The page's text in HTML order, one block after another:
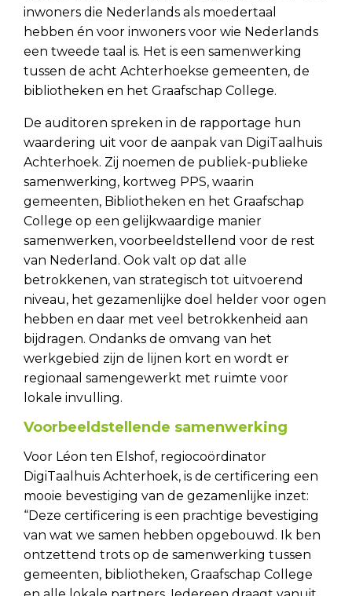
inwoners die Nederlands als moedertaal
hebben én voor inwoners voor wie Nederlands
een tweede taal is. Het is een samenwerking
tussen de acht Achterhoekse gemeenten, de
bibliotheken en het Graafschap College.
De auditoren spreken in de rapportage hun
waardering uit voor de aanpak van DigiTaalhuis
Achterhoek. Zij noemen de publiek-publieke
samenwerking, kortweg PPS, waarin
gemeenten, Bibliotheken en het Graafschap
College op een gelijkwaardige manier
samenwerken, voorbeeldstellend voor de rest
van Nederland. Ook valt op dat alle
betrokkenen, van strategisch tot uitvoerend
niveau, het gezamenlijke doel helder voor ogen
hebben en daar met veel betrokkenheid aan
bijdragen. Ondanks de omvang van het
werkgebied zijn de lijnen kort en wordt er
regionaal samengewerkt met ruimte voor
lokale invulling.
Voorbeeldstellende samenwerking
Voor Léon ten Elshof, regiocoördinator
DigiTaalhuis Achterhoek, is de certificering een
mooie bevestiging van de gezamenlijke inzet:
“Deze certificering is een prachtige bevestiging
van wat we samen hebben opgebouwd. Ik ben
ontzettend trots op de samenwerking tussen
gemeenten, bibliotheken, Graafschap College